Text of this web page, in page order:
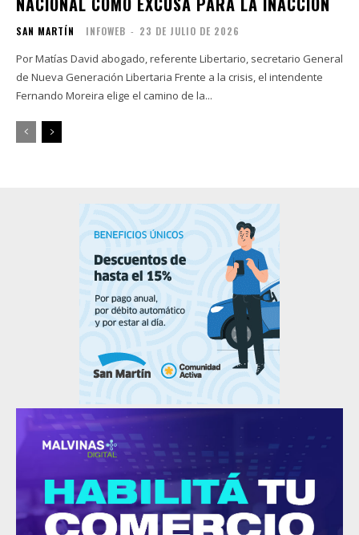
SAN MARTÍN INFOWEB - 23 DE JULIO DE 2026
Por Matías David abogado, referente Libertario, secretario General
de Nueva Generación Libertaria Frente a la crisis, el intendente
Fernando Moreira elige el camino de la...